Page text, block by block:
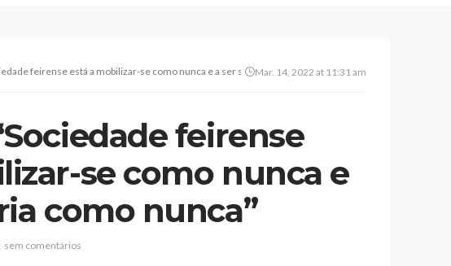
feirense está a mobilizar-se como nunca e a ser solidária como nunca”
Mar. 14, 2022 at 11:31 am
feirense
se como nunca e
como nunca”
sem comentários